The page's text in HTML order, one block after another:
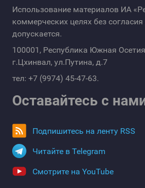
Использование материалов ИА
коммерческих целях без согласия
допускается.
100001, Республика Южная
г.Цхинвал, ул.Путина, д.7
тел: +7 (9974) 45-47-63.
Оставайтесь с
Подпишитесь на ленту RSS
Читайте в Telegram
Смотрите на YouTube